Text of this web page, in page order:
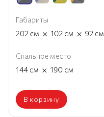
Габариты
202 см × 102 см × 92 см
Спальное место
144 см × 190 см
В корзину